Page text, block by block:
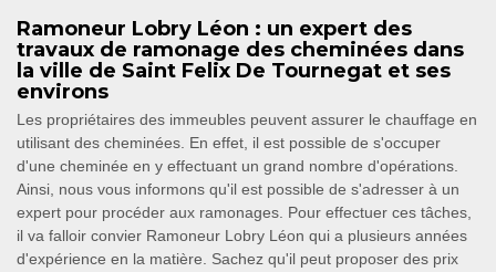
Ramoneur Lobry Léon : un expert des
travaux de ramonage des cheminées dans
la ville de Saint Felix De Tournegat et ses
environs
Les propriétaires des immeubles peuvent assurer le chauffage en
utilisant des cheminées. En effet, il est possible de s'occuper
d'une cheminée en y effectuant un grand nombre d'opérations.
Ainsi, nous vous informons qu'il est possible de s'adresser à un
expert pour procéder aux ramonages. Pour effectuer ces tâches,
il va falloir convier Ramoneur Lobry Léon qui a plusieurs années
d'expérience en la matière. Sachez qu'il peut proposer des prix